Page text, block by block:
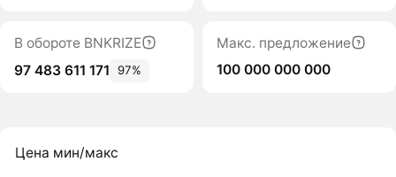
В обороте BNKRIZE
97 483 611 171
97%
Макс. предложение
100 000 000 000
Цена мин/макс